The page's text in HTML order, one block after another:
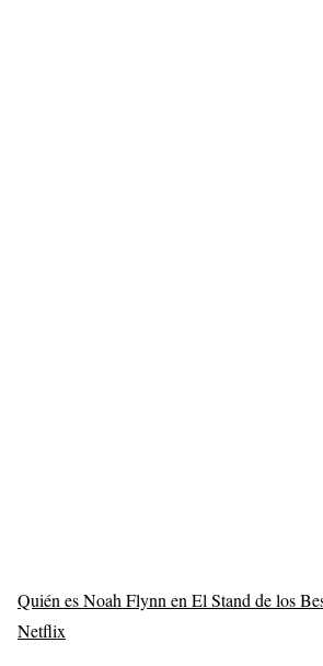
Quién es Noah Flynn en El Stand de los
Netflix